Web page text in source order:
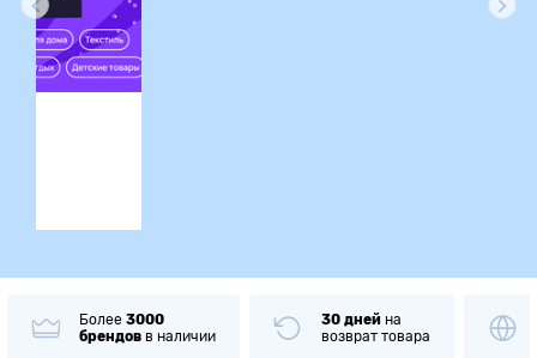
Более 3000
брендов в наличии
30 дней на
возврат товара